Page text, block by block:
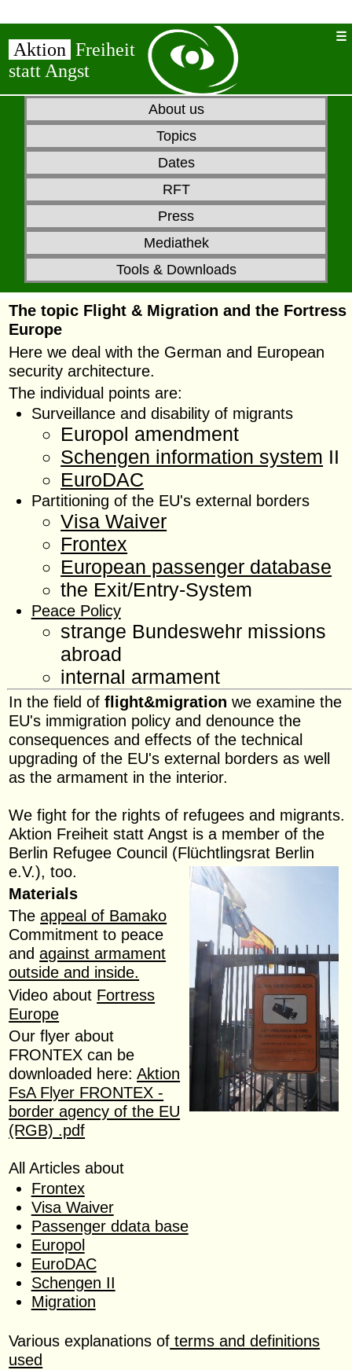
Aktion Freiheit
statt Angst
About us
Topics
Dates
RFT
Press
Mediathek
Tools & Downloads
The topic Flight & Migration and the Fortress
Europe
Here we deal with the German and European
security architecture.
The individual points are:
Surveillance and disability of migrants
Europol amendment
Schengen information system II
EuroDAC
Partitioning of the EU's external borders
Visa Waiver
Frontex
European passenger database
the Exit/Entry-System
Peace Policy
strange Bundeswehr missions
abroad
internal armament
In the field offlight&migration we examine the
EU's immigration policy and denounce the
consequences and effects of the technical
upgrading of the EU's external borders as well
as the armament in the interior.
We fight for the rights of refugees and migrants.
Aktion Freiheit statt Angst is a member of the
Berlin Refugee Council (Flüchtlingsrat Berlin
e.V.), too.
Materials
Theappeal of Bamako
Commitment to peace
andagainst armament
outside and inside.
Video about Fortress
Europe
Our flyer about
FRONTEX can be
downloaded here:Aktion
FsA Flyer FRONTEX -
border agency of the EU
(RGB) .pdf
All Articles about
Frontex
Visa Waiver
Passenger ddata base
Europol
EuroDAC
Schengen II
Migration
Various explanations of terms and definitions
used